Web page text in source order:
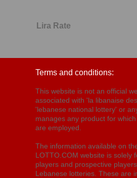
Lira Rate
Terms and conditions:
This website is not an official
associated with 'la libanaise
'lebanese national lottery' or
manages any product for
are employed.
The information available on
LOTTO.COM website is solely
players and prospective
Lebanese lotteries. These are